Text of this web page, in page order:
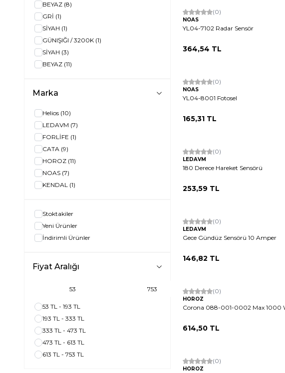
BEYAZ (8)
GRİ (1)
SİYAH (1)
GÜNIŞIĞI / 3200K (1)
SİYAH (3)
BEYAZ (11)
Marka
Helios (10)
LEDAVM (7)
FORLİFE (1)
CATA (9)
HOROZ (11)
NOAS (7)
KENDAL (1)
Stoktakiler
Yeni Ürünler
İndirimli Ürünler
Fiyat Aralığı
53 TL - 193 TL
193 TL - 333 TL
333 TL - 473 TL
473 TL - 613 TL
613 TL - 753 TL
(0)
NOAS
YL04-7102 Radar Sensör
364,54 TL
(0)
NOAS
YL04-8001 Fotosel
165,31 TL
Hızlı Kargo
(0)
LEDAVM
180 Derece Hareket Sensörü
253,59 TL
(0)
LEDAVM
Gece Gündüz Sensörü 10 Amper
146,82 TL
(0)
HOROZ
Corona 088-001-0002 Max 1000
614,50 TL
(0)
HOROZ